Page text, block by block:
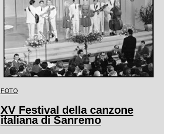
FOTO
XV Festival della canzone
italiana di Sanremo